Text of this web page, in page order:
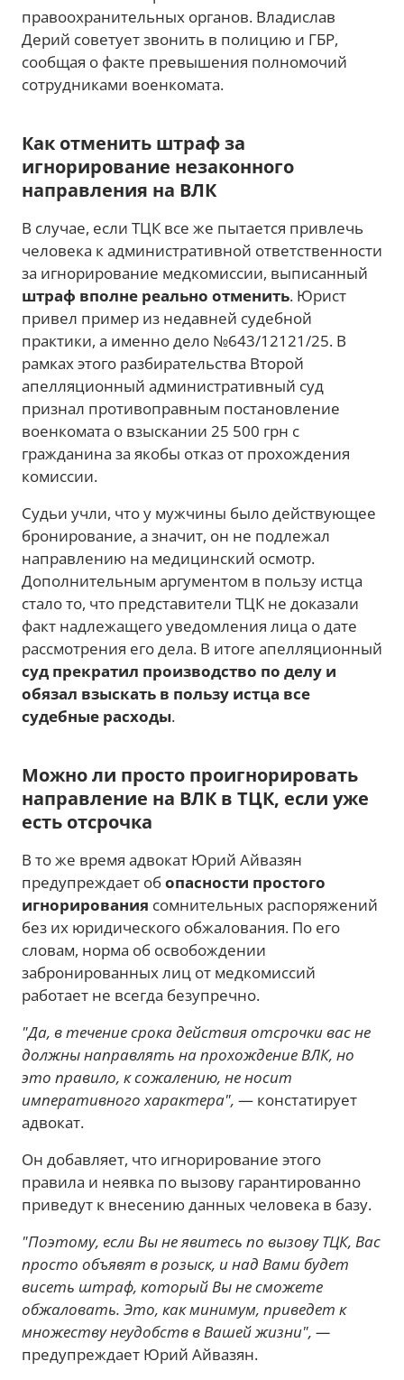
правоохранительных органов. Владислав
Дерий советует звонить в полицию и ГБР,
сообщая о факте превышения полномочий
сотрудниками военкомата.
Как отменить штраф за
игнорирование незаконного
направления на ВЛК
В случае, если ТЦК все же пытается привлечь
человека к административной ответственности
за игнорирование медкомиссии, выписанный
штраф вполне реально отменить. Юрист
привел пример из недавней судебной
практики, а именно дело №643/12121/25. В
рамках этого разбирательства Второй
апелляционный административный суд
признал противоправным постановление
военкомата о взыскании 25 500 грн с
гражданина за якобы отказ от прохождения
комиссии.
Судьи учли, что у мужчины было действующее
бронирование, а значит, он не подлежал
направлению на медицинский осмотр.
Дополнительным аргументом в пользу истца
стало то, что представители ТЦК не доказали
факт надлежащего уведомления лица о дате
рассмотрения его дела. В итоге апелляционный
суд прекратил производство по делу и
обязал взыскать в пользу истца все
судебные расходы.
Можно ли просто проигнорировать
направление на ВЛК в ТЦК, если уже
есть отсрочка
В то же время адвокат Юрий Айвазян
предупреждает обопасности простого
игнорирования сомнительных распоряжений
без их юридического обжалования. По его
словам, норма об освобождении
забронированных лиц от медкомиссий
работает не всегда безупречно.
"Да, в течение срока действия отсрочки вас не
должны направлять на прохождение ВЛК, но
это правило, к сожалению, не носит
императивного характера", — констатирует
адвокат.
Он добавляет, что игнорирование этого
правила и неявка по вызову гарантированно
приведут к внесению данных человека в базу.
"Поэтому, если Вы не явитесь по вызову ТЦК, Вас
просто объявят в розыск, и над Вами будет
висеть штраф, который Вы не сможете
обжаловать. Это, как минимум, приведет к
множеству неудобств в Вашей жизни", —
предупреждает Юрий Айвазян.